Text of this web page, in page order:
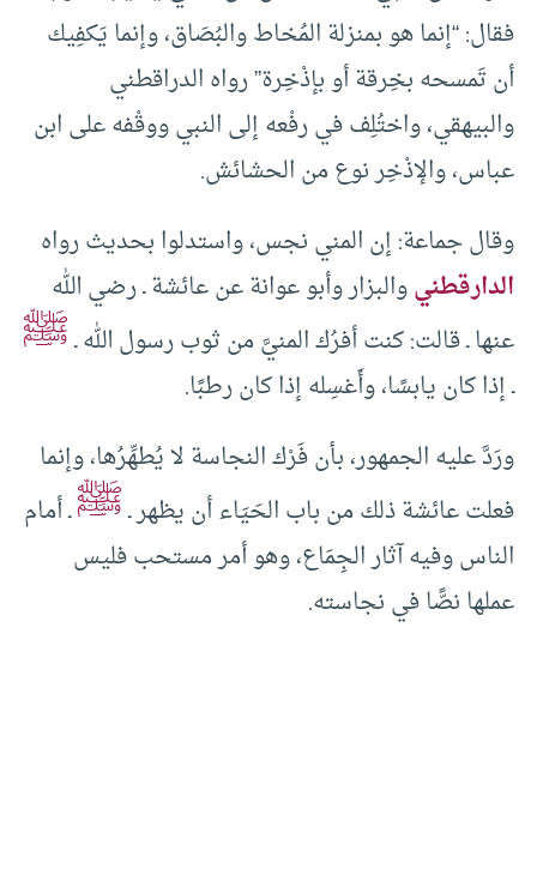
فقال: “إنما هو بمنزلة المُخاط والبُصَاق، وإنما يَكفِيك
أن تَمسحه بخِرقة أو بإذْخِرة” رواه الدراقطني
والبيهقي، واختُلِف في رفْعه إلى النبي ووقْفه على ابن
عباس، والإذْخِر نوع من الحشائش.
وقال جماعة: إن المني نجس، واستدلوا بحديث رواه
الدارقطنيوالبزار وأبو عوانة عن عائشة ـ رضي الله
عنها ـ قالت: كنت أفرُك المنيَّ من ثوب رسول الله ـﷺ
ـ إذا كان يابسًا، وأَغسِله إذا كان رطبًا.
ورَدَّ عليه الجمهور، بأن فَرْك النجاسة لا يُطهِّرُها، وإنما
فعلت عائشة ذلك من باب الحَيَاء أن يظهر ـﷺـ أمام
الناس وفيه آثار الجِمَاع، وهو أمر مستحب فليس
عملها نصًّا في نجاسته.